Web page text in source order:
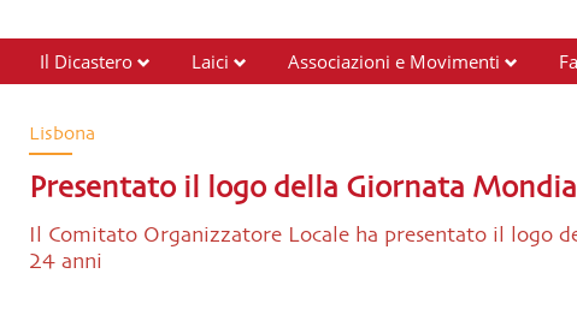
Il Dicastero Laici Associazioni e Movimenti
Lisbona
Presentato il logo della Giornata
Il Comitato Organizzatore Locale ha presentato il logo
24 anni